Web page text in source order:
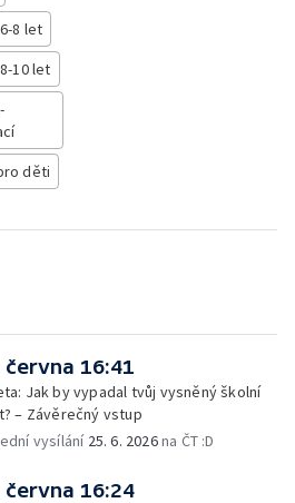
8 let
10 let
děti
června 16:41
Jak by vypadal tvůj vysněný školní
– Závěrečný vstup
vysílání 25. 6. 2026na ČT :D
června 16:24